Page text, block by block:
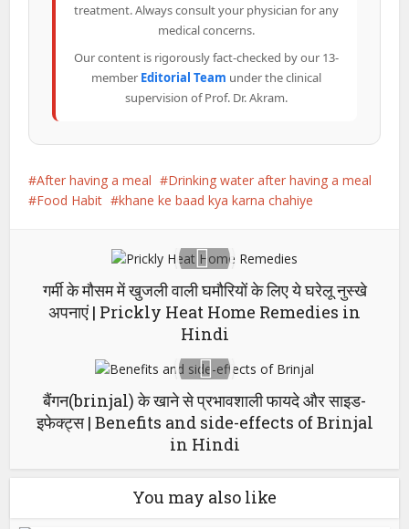
treatment. Always consult your physician for any
medical concerns.
Our content is rigorously fact-checked by our 13-
member Editorial Team under the clinical
supervision of Prof. Dr. Akram.
After having a meal
Drinking water after having a meal
Food Habit
khane ke baad kya karna chahiye
गर्मी के मौसम में खुजली वाली घमौरियों के लिए ये घरेलू नुस्‍खे
अपनाएं | Prickly Heat Home Remedies in
Hindi
बैंगन(brinjal) के खाने से प्रभावशाली फायदे और साइड-
इफेक्ट्स | Benefits and side-effects of Brinjal
in Hindi
You may also like